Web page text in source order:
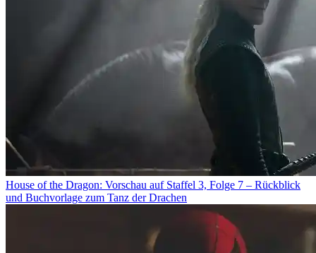
House of the Dragon: Vorschau auf Staffel 3, Folge 7 – Rückblick
und Buchvorlage zum Tanz der Drachen